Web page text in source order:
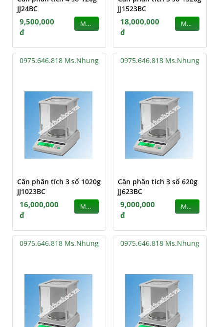
JJ24BC
9,500,000
đ
MUA
JJ1523BC
18,000,000
đ
MUA
0975.646.818 Ms.Nhung
Cân phân tích 3 số 1020g
JJ1023BC
16,000,000
đ
MUA
0975.646.818 Ms.Nhung
Cân phân tích 3 số 620g
JJ623BC
9,000,000
đ
MUA
0975.646.818 Ms.Nhung 0975.646.818 Ms.Nhung